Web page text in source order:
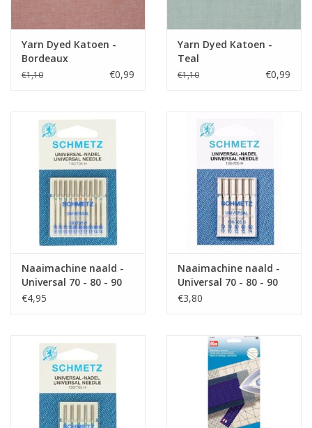
Yarn Dyed Katoen -
Bordeaux
€1,10 €0,99
Yarn Dyed Katoen -
Teal
€1,10 €0,99
Naaimachine naald -
Universal 70 - 80 - 90
€4,95
Naaimachine naald -
Universal 70 - 80 - 90
€3,80